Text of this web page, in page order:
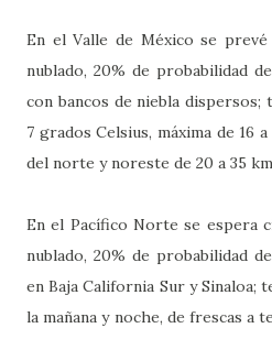
En el Valle de México se
nublado, 20% de probabilidad
con bancos de niebla dispersos;
7 grados Celsius, máxima de 16
del norte y noreste de 20 a 35
En el Pacífico Norte se espera
nublado, 20% de probabilidad
en Baja California Sur y
la mañana y noche, de frescas a